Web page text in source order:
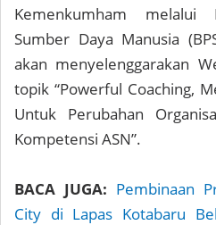
Kemenkumham melalui
Sumber Daya Manusia
akan menyelenggarakan
topik “Powerful Coaching,
Untuk Perubahan
Kompetensi ASN”.
BACA JUGA: Pembinaan
City di Lapas Kotabaru